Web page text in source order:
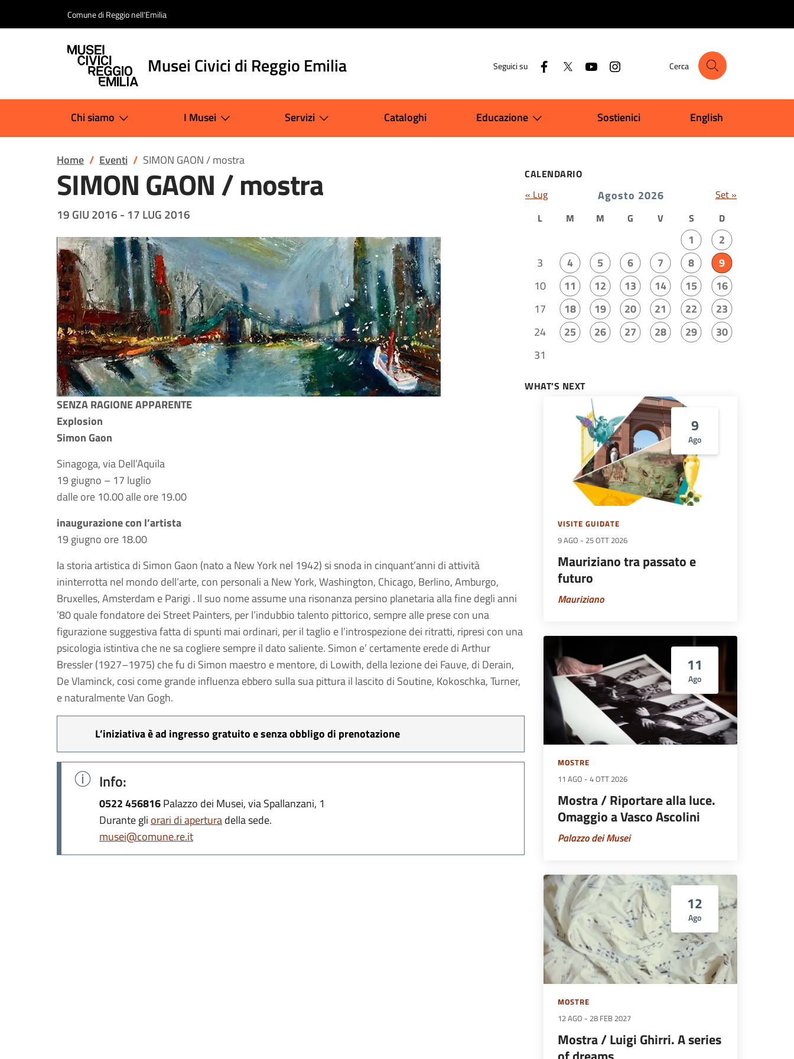
Comune di Reggio nell'Emilia
Musei Civici di Reggio Emilia Seguici su Cerca
Chi siamo I Musei Servizi Cataloghi Educazione Sostienici English
Home Eventi SIMON GAON / mostra
SIMON GAON / mostra
19 GIU 2016 - 17 LUG 2016
SENZA RAGIONE APPARENTE
Explosion
Simon Gaon
Sinagoga, via Dell’Aquila
19 giugno – 17 luglio
dalle ore 10.00 alle ore 19.00
inaugurazione con l’artista
19 giugno ore 18.00
la storia artistica di Simon Gaon (nato a New York nel 1942) si snoda in cinquant’anni di attività
ininterrotta nel mondo dell’arte, con personali a New York, Washington, Chicago, Berlino, Amburgo,
Bruxelles, Amsterdam e Parigi . Il suo nome assume una risonanza persino planetaria alla fine degli anni
’80 quale fondatore dei Street Painters, per l’indubbio talento pittorico, sempre alle prese con una
figurazione suggestiva fatta di spunti mai ordinari, per il taglio e l’introspezione dei ritratti, ripresi con una
psicologia istintiva che ne sa cogliere sempre il dato saliente. Simon e’ certamente erede di Arthur
Bressler (1927–1975) che fu di Simon maestro e mentore, di Lowith, della lezione dei Fauve, di Derain,
De Vlaminck, cosi come grande influenza ebbero sulla sua pittura il lascito di Soutine, Kokoschka, Turner,
e naturalmente Van Gogh.
L’iniziativa è ad ingresso gratuito e senza obbligo di prenotazione
Info:
0522 456816Palazzo dei Musei, via Spallanzani, 1
Durante gli orari di aperturadella sede.
musei@comune.re.it
CALENDARIO
Agosto 2026
L M M G V S D
1
2
3
4 5 6 7 8
9
10
11 12 13 14 15
16
17
18 19 20 21 22
23
24
25 26 27 28 29
30
31
« Lug Set »
WHAT’S NEXT
9
Ago
VISITE GUIDATE
9 AGO - 25 OTT 2026
Mauriziano tra passato e
futuro
Mauriziano
11
Ago
MOSTRE
11 AGO - 4 OTT 2026
Mostra / Riportare alla luce.
Omaggio a Vasco Ascolini
Palazzo dei Musei
12
Ago
MOSTRE
12 AGO - 28 FEB 2027
Mostra / Luigi Ghirri. A series